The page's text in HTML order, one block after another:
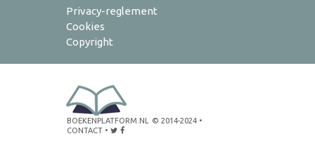
Privacy-reglement
Cookies
Copyright
BOEKENPLATFORM.NL © 2014-2024 •
CONTACT •